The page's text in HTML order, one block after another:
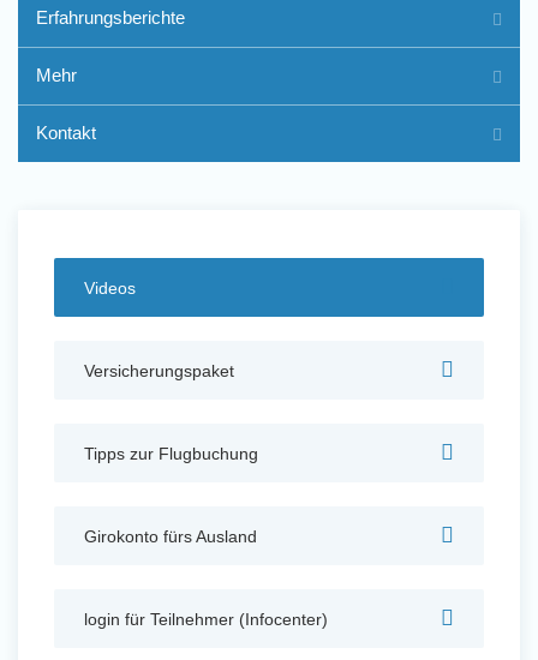
und Sozial Engagieren
Initiativbewerbung
Erfahrungsberichte
Mehr
Kontakt
Videos
Versicherungspaket
Tipps zur Flugbuchung
Girokonto fürs Ausland
login für Teilnehmer (Infocenter)